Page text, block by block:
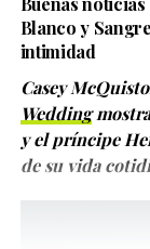
estrellas que
de siempre
muy
difícil
Blanco y
intimidad
Casey
Wedding
y el príncipe
de su vida